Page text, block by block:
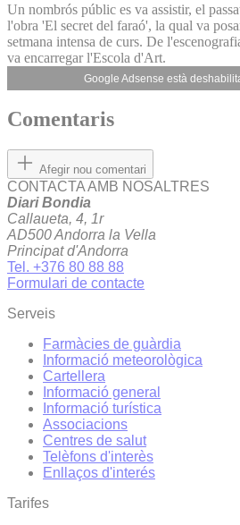
Un nombrós públic es va assistir, el
l'obra 'El secret del faraó', la qual va
setmana intensa de curs. De
va encarregar l'Escola d'Art.
Google Adsense està
Comentaris
Afegir nou comentari
CONTACTA AMB NOSALTRES
Diari Bondia
Callaueta, 4, 1r
AD500 Andorra la Vella
Principat d'Andorra
Tel. +376 80 88 88
Formulari de contacte
Serveis
Farmàcies de guàrdia
Informació meteorològica
Cartellera
Informació general
Informació turística
Associacions
Centres de salut
Telèfons d'interès
Enllaços d'interés
Tarifes